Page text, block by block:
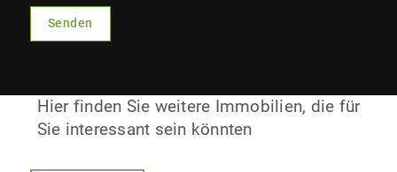
Senden
Hier finden Sie weitere Immobilien, die für
Sie interessant sein könnten